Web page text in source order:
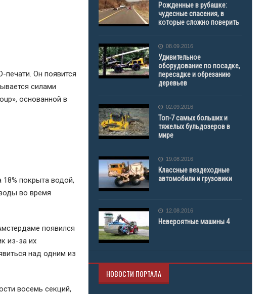
печати. Он появится
силами
основанной в
покрыта водой,
во время
появился
из-за их
над одним из
восемь секций,
Рожденные в рубашке:
чудесные спасения, в
которые сложно поверить
08.09.2016
Удивительное
оборудование по посадке,
пересадке и обрезанию
деревьев
02.09.2016
Топ-7 самых больших и
тяжелых бульдозеров в
мире
19.08.2016
Классные вездеходные
автомобили и грузовики
12.08.2016
Невероятные машины 4
НОВОСТИ ПОРТАЛА